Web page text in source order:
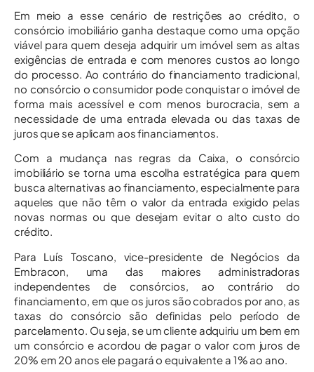
Em meio a esse cenário de restrições ao crédito, o
consórcio imobiliário ganha destaque como uma opção
viável para quem deseja adquirir um imóvel sem as altas
exigências de entrada e com menores custos ao longo
do processo. Ao contrário do financiamento tradicional,
no consórcio o consumidor pode conquistar o imóvel de
forma mais acessível e com menos burocracia, sem a
necessidade de uma entrada elevada ou das taxas de
juros que se aplicam aos financiamentos.
Com a mudança nas regras da Caixa, o consórcio
imobiliário se torna uma escolha estratégica para quem
busca alternativas ao financiamento, especialmente para
aqueles que não têm o valor da entrada exigido pelas
novas normas ou que desejam evitar o alto custo do
crédito.
Para Luís Toscano, vice-presidente de Negócios da
Embracon, uma das maiores administradoras
independentes de consórcios, ao contrário do
financiamento, em que os juros são cobrados por ano, as
taxas do consórcio são definidas pelo período de
parcelamento. Ou seja, se um cliente adquiriu um bem em
um consórcio e acordou de pagar o valor com juros de
20% em 20 anos ele pagará o equivalente a 1% ao ano.